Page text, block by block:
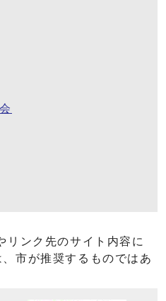
リンク先のサイト内容に
市が推奨するものではあ